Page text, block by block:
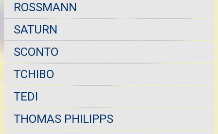
ROSSMANN
SATURN
SCONTO
TCHIBO
TEDI
THOMAS PHILIPPS